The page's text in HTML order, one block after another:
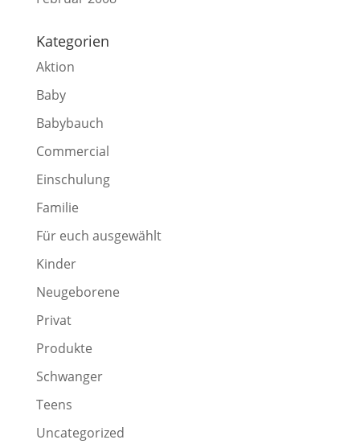
Kategorien
Aktion
Baby
Babybauch
Commercial
Einschulung
Familie
Für euch ausgewählt
Kinder
Neugeborene
Privat
Produkte
Schwanger
Teens
Uncategorized